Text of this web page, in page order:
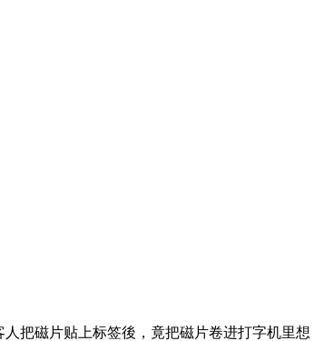
把磁片贴上标签後，竟把磁片卷进打字机里想